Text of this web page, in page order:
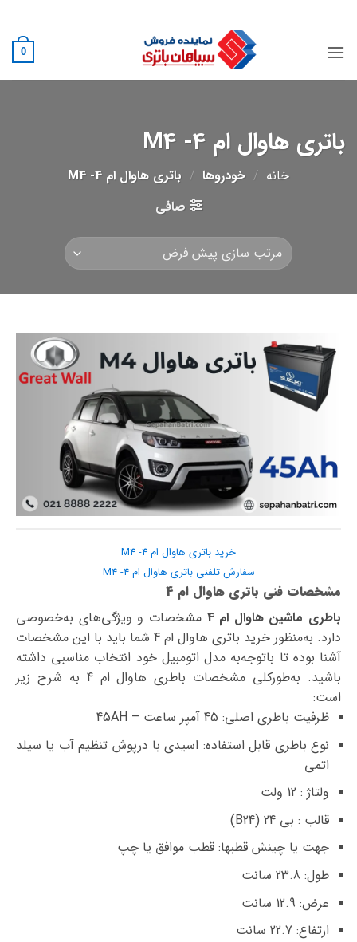
content
0
باتری هاوال ام 4- M4
خانه / خودروها / باتری هاوال ام 4- M4
صافی
خرید باتری هاوال ام 4- M4
سفارش تلفنی باتری هاوال ام 4- M4
مشخصات فنی باتری هاوال ام 4
باطری ماشین هاوال ام 4
مشخصات و ویژگی‌های به‌خصوصی
دارد. به‌منظور خرید باتری هاوال ام 4 شما باید با این مشخصات
آشنا بوده تا با‌توجه‌به مدل اتومبیل خود انتخاب مناسبی داشته
باشید. به‌طورکلی مشخصات باطری هاوال ام 4 به شرح زیر
است:
ظرفیت باطری اصلی: 45 آمپر ساعت – 45AH
نوع باطری قابل استفاده: اسیدی با درپوش تنظیم آب یا سیلد
اتمی
ولتاژ : 12 ولت
قالب : بی 24 (B24)
جهت یا چینش قطبها: قطب موافق یا چپ
طول: 23.8 سانت
عرض: 12.9 سانت
ارتفاع: 22.7 سانت